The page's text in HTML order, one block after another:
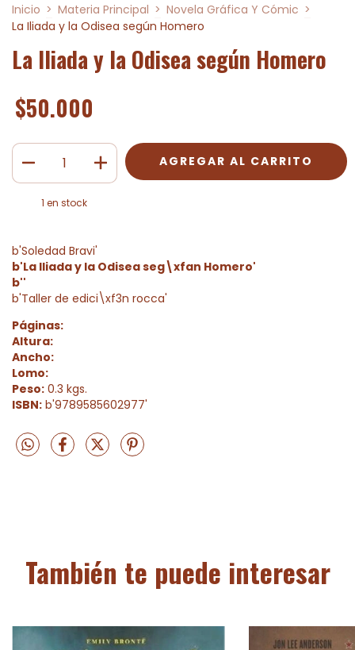
Inicio > Materia Principal > Novela Gráfica Y Cómic >
La Iliada y la Odisea según Homero
La Iliada y la Odisea según Homero
$50.000
1 en stock
b'Soledad Bravi'
b'La Iliada y la Odisea seg\xfan Homero'
b''
b'Taller de edici\xf3n rocca'
Páginas:
Altura:
Ancho:
Lomo:
Peso: 0.3 kgs.
ISBN: b'9789585602977'
También te puede interesar